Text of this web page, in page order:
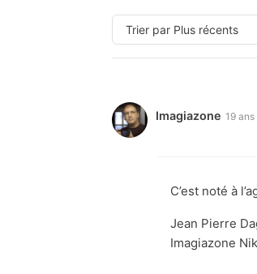
Imagiazone 19
C’est noté à
Jean Pierre
Imagiazone